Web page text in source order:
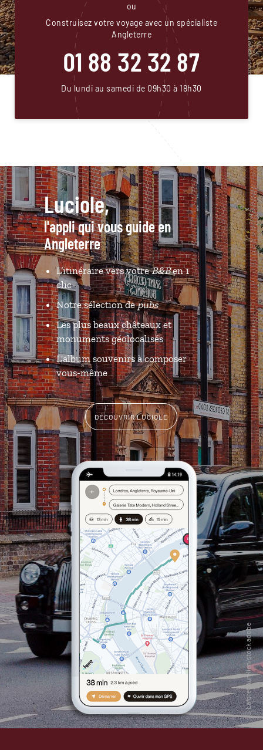
ou
Construisez votre voyage avec un spécialiste
Angleterre
01 88 32 32 87
Du lundi au samedi de 09h30 à 18h30
Luciole,
l'appli qui vous guide en
Angleterre
L’itinéraire vers votreB&Ben 1
clic
Notre sélection depubs
Les plus beaux châteaux et
monuments géolocalisés
L'album souvenirs à composer
vous-même
DÉCOUVRIR LUCIOLE